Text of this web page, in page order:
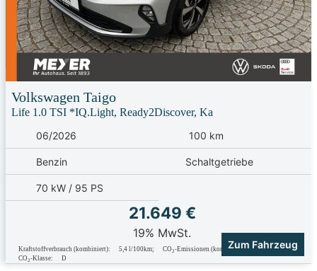
Volkswagen Taigo
Life 1.0 TSI *IQ.Light, Ready2Discover, Ka
06/2026
100 km
Benzin Schaltgetriebe
70 kW / 95 PS
21.649 €
19% MwSt.
Kraftstoffverbrauch (kombiniert): 5,4 l/100km; CO2-Emissionen (kombiniert): 123.0 g/km;
CO2-Klasse: D
Zum Fahrzeug